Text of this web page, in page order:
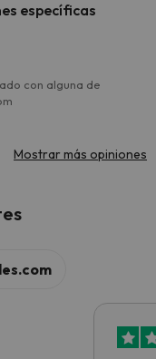
específicas
con alguna de
Mostrar más opiniones